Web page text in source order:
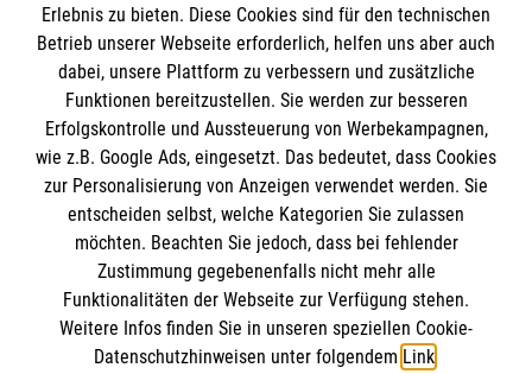
Informationen
Impressum
Datenschutz
Barrierefreiheit
Kontakt
Die Malteser
Malteser in Deutschland
Malteserorden
Sharepoint
Spendenkonto
Erlebnis zu bieten. Diese Cookies sind für den technischen
Betrieb unserer Webseite erforderlich, helfen uns aber auch
dabei, unsere Plattform zu verbessern und zusätzliche
Funktionen bereitzustellen. Sie werden zur besseren
Erfolgskontrolle und Aussteuerung von Werbekampagnen,
wie z.B. Google Ads, eingesetzt. Das bedeutet, dass Cookies
zur Personalisierung von Anzeigen verwendet werden. Sie
entscheiden selbst, welche Kategorien Sie zulassen
möchten. Beachten Sie jedoch, dass bei fehlender
Zustimmung gegebenenfalls nicht mehr alle
Funktionalitäten der Webseite zur Verfügung stehen.
Weitere Infos finden Sie in unseren speziellen Cookie-
Datenschutzhinweisen unter folgendem Link.